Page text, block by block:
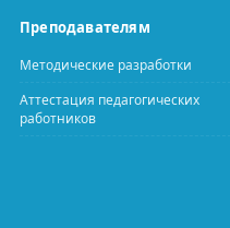
Преподавателям
Методические разработки
Аттестация педагогических
работников